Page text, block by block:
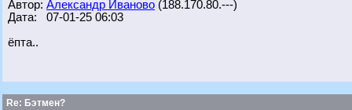
Автор: Александр Иваново (188.170.80.---)
Дата: 07-01-25 06:03
ёпта..
Re: Бэтмен?